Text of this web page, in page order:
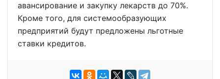
авансирование и закупку лекарств до 70%.
Кроме того, для системообразующих
предприятий будут предложены льготные
ставки кредитов.